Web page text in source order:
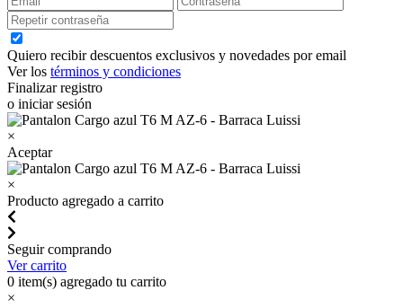
Quiero recibir descuentos exclusivos y novedades por email
Ver los términos y condiciones
Finalizar registro
o iniciar sesión
×
Aceptar
×
Producto agregado a carrito
Seguir comprando
Ver carrito
0 item(s) agregado tu carrito
×